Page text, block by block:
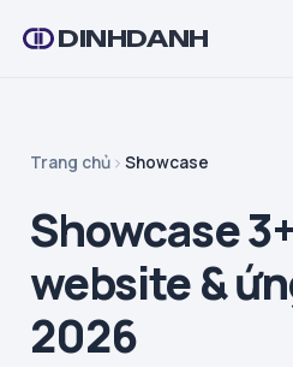
DINHDANH
Trang chủ Showcase
Showcase
website &
2026